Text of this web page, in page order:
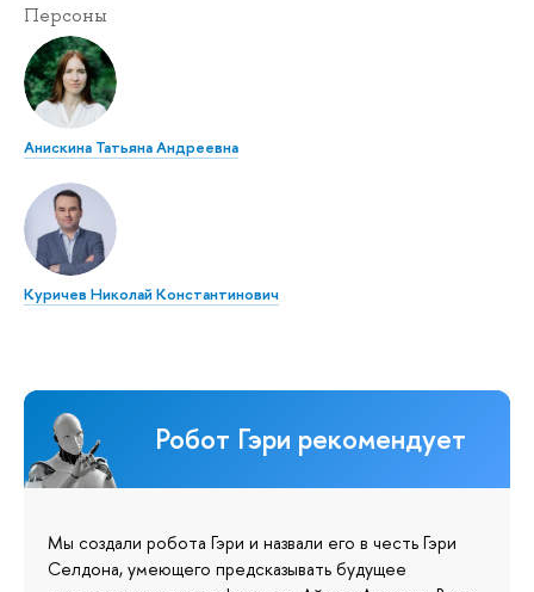
Персоны
Анискина Татьяна Андреевна
Куричев Николай Константинович
Робот Гэри рекомендует
Мы создали робота Гэри и назвали его в честь Гэри
Селдона, умеющего предсказывать будущее